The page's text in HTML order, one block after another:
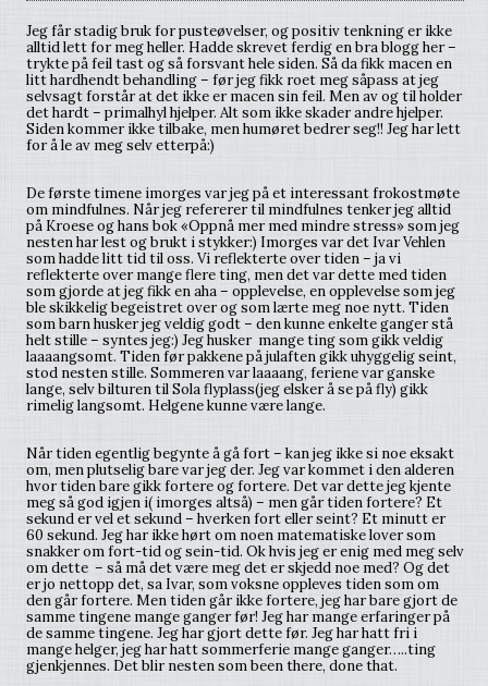
Jeg får stadig bruk for pusteøvelser, og positiv tenkning er ikke
alltid lett for meg heller. Hadde skrevet ferdig en bra blogg her –
trykte på feil tast og så forsvant hele siden. Så da fikk macen en
litt hardhendt behandling – før jeg fikk roet meg såpass at jeg
selvsagt forstår at det ikke er macen sin feil. Men av og til holder
det hardt – primalhyl hjelper. Alt som ikke skader andre hjelper.
Siden kommer ikke tilbake, men humøret bedrer seg!! Jeg har lett
for å le av meg selv etterpå:)
De første timene imorges var jeg på et interessant frokostmøte
om mindfulnes. Når jeg refererer til mindfulnes tenker jeg alltid
på Kroese og hans bok «Oppnå mer med mindre stress» som jeg
nesten har lest og brukt i stykker:) Imorges var det Ivar Vehlen
som hadde litt tid til oss. Vi reflekterte over tiden – ja vi
reflekterte over mange flere ting, men det var dette med tiden
som gjorde at jeg fikk en aha – opplevelse, en opplevelse som jeg
ble skikkelig begeistret over og som lærte meg noe nytt. Tiden
som barn husker jeg veldig godt – den kunne enkelte ganger stå
helt stille – syntes jeg:) Jeg husker mange ting som gikk veldig
laaaangsomt. Tiden før pakkene på julaften gikk uhyggelig seint,
stod nesten stille. Sommeren var laaaang, feriene var ganske
lange, selv bilturen til Sola flyplass(jeg elsker å se på fly) gikk
rimelig langsomt. Helgene kunne være lange.
Når tiden egentlig begynte å gå fort – kan jeg ikke si noe eksakt
om, men plutselig bare var jeg der. Jeg var kommet i den alderen
hvor tiden bare gikk fortere og fortere. Det var dette jeg kjente
meg så god igjen i( imorges altså) – men går tiden fortere? Et
sekund er vel et sekund – hverken fort eller seint? Et minutt er
60 sekund. Jeg har ikke hørt om noen matematiske lover som
snakker om fort-tid og sein-tid. Ok hvis jeg er enig med meg selv
om dette – så må det være meg det er skjedd noe med? Og det
er jo nettopp det, sa Ivar, som voksne oppleves tiden som om
den går fortere. Men tiden går ikke fortere, jeg har bare gjort de
samme tingene mange ganger før! Jeg har mange erfaringer på
de samme tingene. Jeg har gjort dette før. Jeg har hatt fri i
mange helger, jeg har hatt sommerferie mange ganger…..ting
gjenkjennes. Det blir nesten som been there, done that.